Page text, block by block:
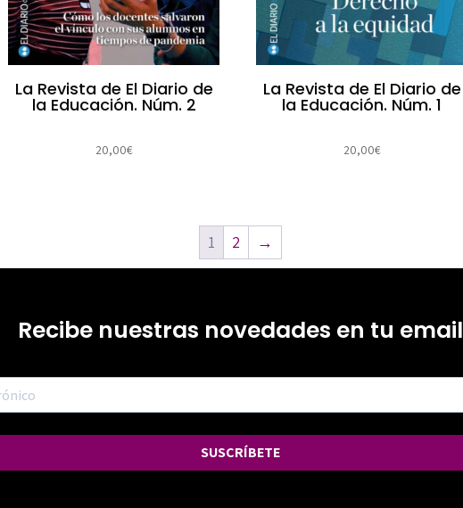
La Revista de El Diario de
la Educación. Núm. 2
20,00€
La Revista de El Diario de
la Educación. Núm. 1
20,00€
1 2 →
Recibe nuestras novedades en tu email
SUSCRÍBETE